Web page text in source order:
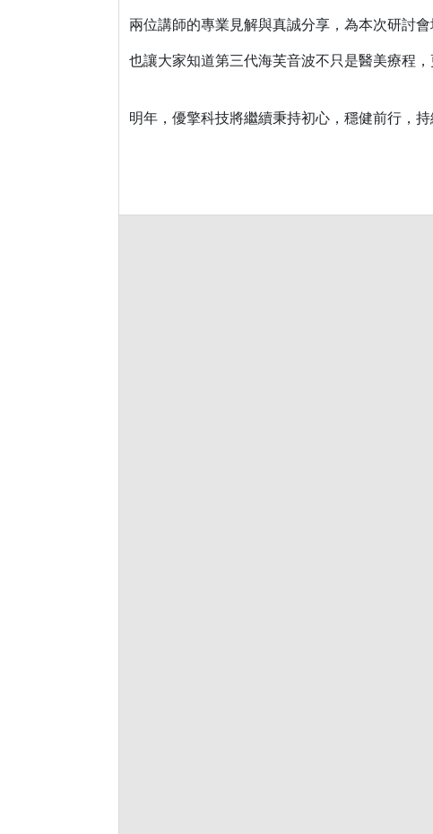
兩位講師的專業見解與真誠分享，為本次研討
也讓大家知道第三代海芙音波不只是醫美療程
明年，優擎科技將繼續秉持初心，穩健前行，